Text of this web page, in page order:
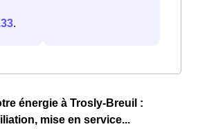
.
énergie à Trosly-Breuil :
mise en service...